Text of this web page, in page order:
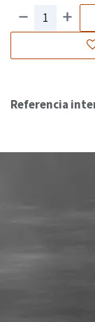
Referencia